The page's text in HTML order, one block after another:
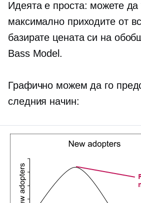
Идеята е проста: можете да
максимално приходите от
базирате цената си на
Bass Model.
Графично можем да го
следния начин: